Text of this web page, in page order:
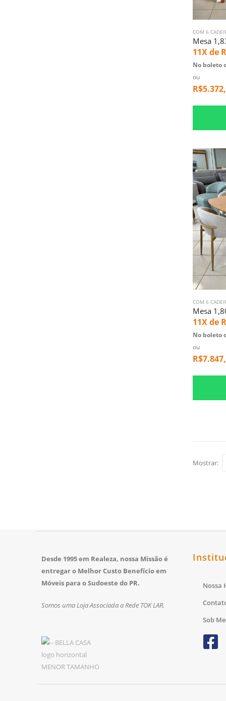
COM 6
11X de
No boleto
ou
R$
COM 6
11X de
No boleto
ou
R$
Mostrar:
Desde 1995 em Realeza, nossa Missão é
entregar o Melhor Custo Benefício em
Móveis para o Sudoeste do PR.
Somos uma Loja Associada a Rede TOK LAR.
Nossa
Sob